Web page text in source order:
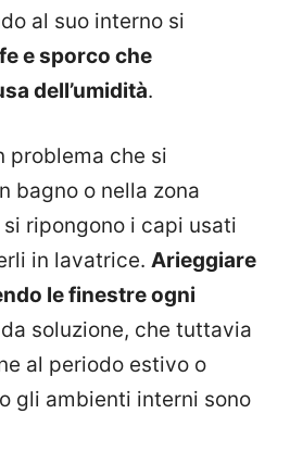
al suo interno si
e sporco che
dell’umidità.
problema che si
bagno o nella zona
ripongono i capi usati
in lavatrice. Arieggiare
le finestre ogni
soluzione, che tuttavia
al periodo estivo o
gli ambienti interni sono